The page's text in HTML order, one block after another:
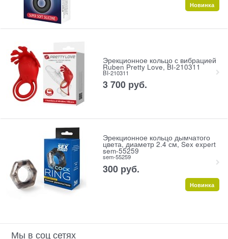
Новинка
Эрекционное кольцо с вибрацией
Ruben Pretty Love, BI-210311
BI-210311
3 700 руб.
Эрекционное кольцо дымчатого
цвета, диаметр 2.4 см, Sex expert
sem-55259
sem-55259
300 руб.
Новинка
Мы в соц сетях